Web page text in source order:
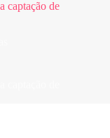
captação de